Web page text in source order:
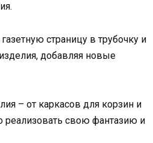
страницу в трубочку и
добавляя новые
– от каркасов для корзин и
реализовать свою фантазию и